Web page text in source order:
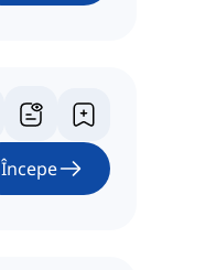
Începe